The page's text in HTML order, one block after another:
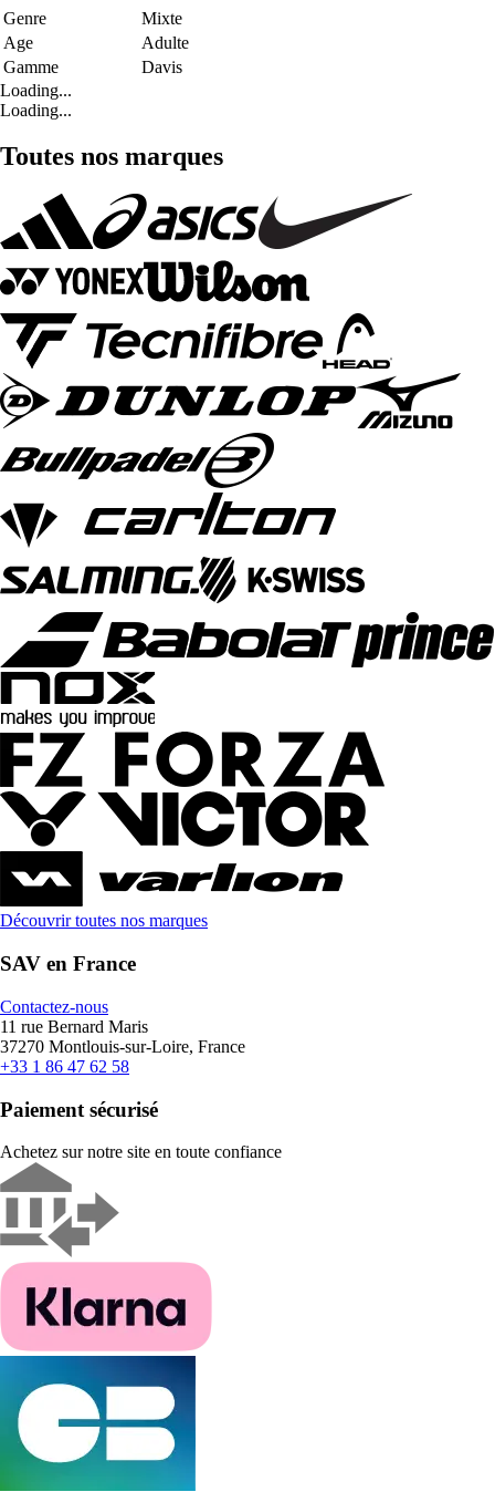
Genre
Mixte
Age
Adulte
Gamme
Davis
Loading...
Loading...
Toutes nos marques
Découvrir toutes nos marques
SAV en France
Contactez-nous
11 rue Bernard Maris
37270 Montlouis-sur-Loire, France
+33 1 86 47 62 58
Paiement sécurisé
Achetez sur notre site en toute confiance